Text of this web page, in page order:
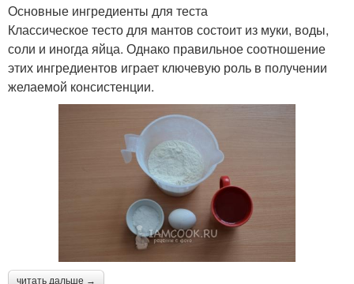
Основные ингредиенты для теста
Классическое тесто для мантов состоит из муки, воды,
соли и иногда яйца. Однако правильное соотношение
этих ингредиентов играет ключевую роль в получении
желаемой консистенции.
читать дальше →